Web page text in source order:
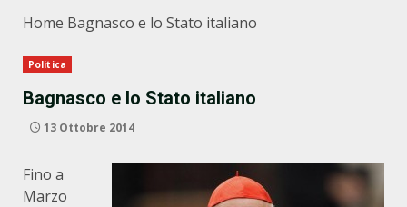
Home Bagnasco e lo Stato italiano
Politica
Bagnasco e lo Stato italiano
13 Ottobre 2014
Fino a
Marzo